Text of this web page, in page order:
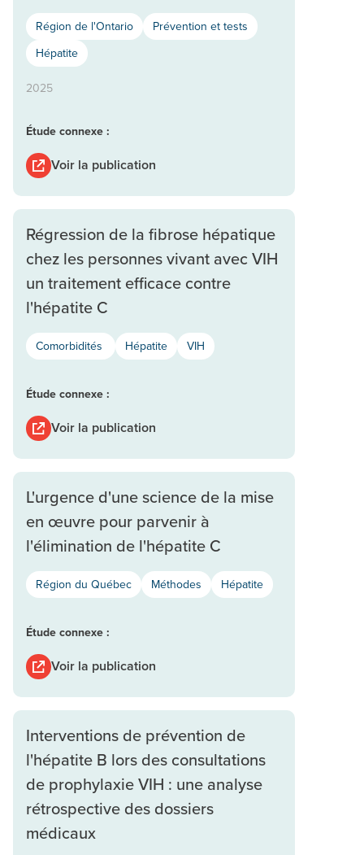
Région de l'Ontario
Prévention et tests
Hépatite
2025
Étude connexe :
Voir la publication
Régression de la fibrose hépatique
chez les personnes vivant avec VIH
un traitement efficace contre
l'hépatite C
Comorbidités Hépatite VIH
Étude connexe :
Voir la publication
L'urgence d'une science de la mise
en œuvre pour parvenir à
l'élimination de l'hépatite C
Région du Québec Méthodes Hépatite
Étude connexe :
Voir la publication
Interventions de prévention de
l'hépatite B lors des consultations
de prophylaxie VIH : une analyse
rétrospective des dossiers
médicaux